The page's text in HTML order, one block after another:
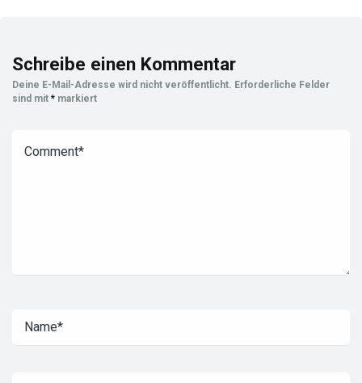
Schreibe einen Kommentar
Deine E-Mail-Adresse wird nicht veröffentlicht. Erforderliche Felder
sind mit * markiert